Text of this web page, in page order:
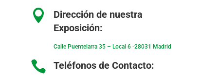

Dirección de nuestra
Exposición:
Calle Puentelarra 35 – Local 6 -28031 Madrid
 Teléfonos de Contacto: